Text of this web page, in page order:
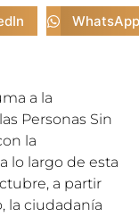
WhatsApp
a la
Personas Sin
la
lo largo de esta
a partir
la ciudadanía